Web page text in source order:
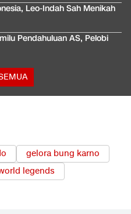
Leo-Indah Sah Menikah
Pendahuluan AS, Pelobi
gelora bung karno
legends